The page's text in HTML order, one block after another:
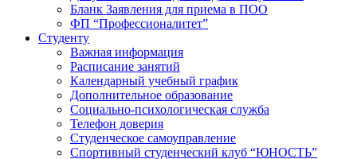
Бланк Заявления для приема в ПОО
ФП “Профессионалитет”
Студенту
Важная информация
Расписание занятий
Календарный учебный график
Дополнительное образование
Социально-психологическая служба
Телефон доверия
Студенческое самоуправление
Спортивный студенческий клуб “ЮНОСТЬ”